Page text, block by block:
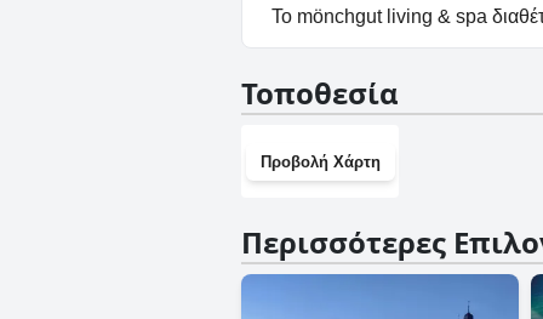
Ναι, υπάρχουν
Το mönchgut living & spa
Τοποθεσία
Προβολή Χάρτη
Περισσότερες